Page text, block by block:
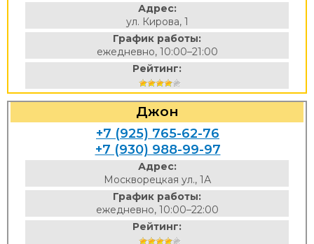
Адрес:
ул. Кирова, 1
График работы:
ежедневно, 10:00–21:00
Рейтинг:
Джон
+7 (925) 765-62-76
+7 (930) 988-99-97
Адрес:
Москворецкая ул., 1А
График работы:
ежедневно, 10:00–22:00
Рейтинг: